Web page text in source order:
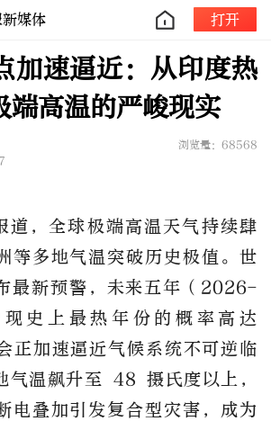
媒体 打开
加速逼近：从印度热
端高温的严峻现实
浏览量：68568
道，全球极端高温天气持续肆
等多地气温突破历史极值。世
最新预警，未来五年（2026-
史上最热年份的概率高达
正加速逼近气候系统不可逆临
气温飙升至 48 摄氏度以上，
电叠加引发复合型灾害，成为